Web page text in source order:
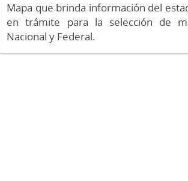
Mapa que brinda información del
en trámite para la selección de
Nacional y Federal.